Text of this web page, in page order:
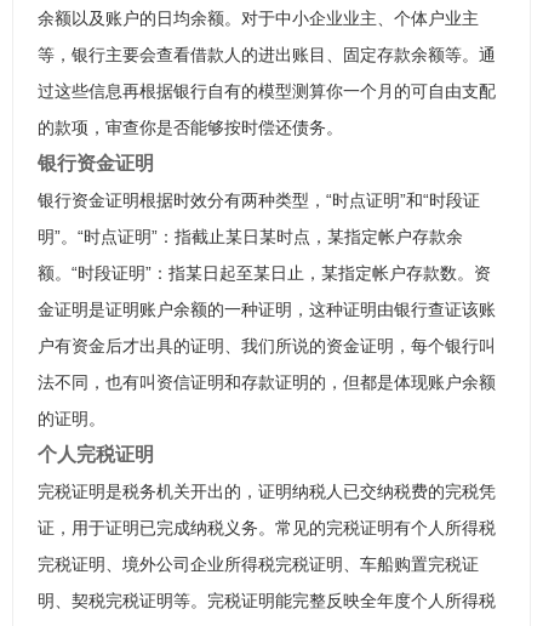
余额以及账户的日均余额。对于中小企业业主、个体户业主
等，银行主要会查看借款人的进出账目、固定存款余额等。通
过这些信息再根据银行自有的模型测算你一个月的可自由支配
的款项，审查你是否能够按时偿还债务。
银行资金证明
银行资金证明根据时效分有两种类型，“时点证明”和“时段证
明”。“时点证明”：指截止某日某时点，某指定帐户存款余
额。“时段证明”：指某日起至某日止，某指定帐户存款数。资
金证明是证明账户余额的一种证明，这种证明由银行查证该账
户有资金后才出具的证明、我们所说的资金证明，每个银行叫
法不同，也有叫资信证明和存款证明的，但都是体现账户余额
的证明。
个人完税证明
完税证明是税务机关开出的，证明纳税人已交纳税费的完税凭
证，用于证明已完成纳税义务。常见的完税证明有个人所得税
完税证明、境外公司企业所得税完税证明、车船购置完税证
明、契税完税证明等。完税证明能完整反映全年度个人所得税